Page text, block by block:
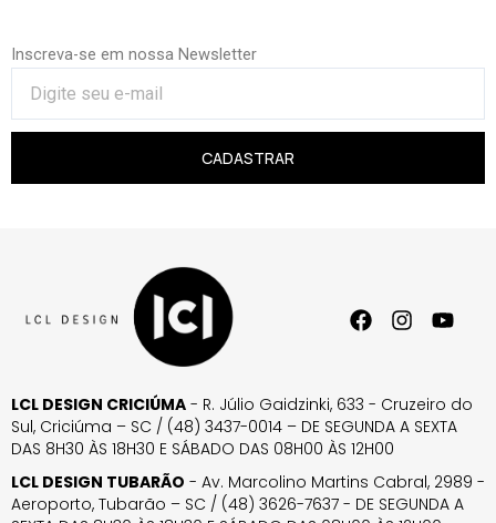
Inscreva-se em nossa Newsletter
CADASTRAR
LCL DESIGN CRICIÚMA - R. Júlio Gaidzinki, 633 - Cruzeiro do
Sul, Criciúma – SC / (48) 3437-0014 – DE SEGUNDA A SEXTA
DAS 8H30 ÀS 18H30 E SÁBADO DAS 08H00 ÀS 12H00
LCL DESIGN TUBARÃO - Av. Marcolino Martins Cabral, 2989 -
Aeroporto, Tubarão – SC / (48) 3626-7637 - DE SEGUNDA A